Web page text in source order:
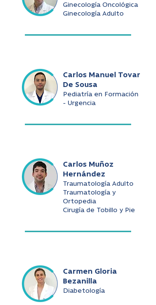
Ginecología Oncológica
Ginecología Adulto
Carlos Manuel Tovar
De Sousa
Pediatría en Formación
- Urgencia
Carlos Muñoz
Hernández
Traumatología Adulto
Traumatología y
Ortopedia
Cirugía de Tobillo y Pie
Carmen Gloria
Bezanilla
Diabetología